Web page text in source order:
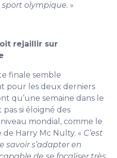
olympique. »
rejaillir sur
finale semble
pour les deux derniers
qu’une semaine dans le
pas si éloigné des
mondial, comme le
Harry Mc Nulty. « C’est
savoir s’adapter en